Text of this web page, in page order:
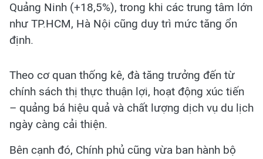
Quảng Ninh (+18,5%), trong khi các trung tâm lớn
như TP.HCM, Hà Nội cũng duy trì mức tăng ổn
định.
Theo cơ quan thống kê, đà tăng trưởng đến từ
chính sách thị thực thuận lợi, hoạt động xúc tiến
– quảng bá hiệu quả và chất lượng dịch vụ du lịch
ngày càng cải thiện.
Bên cạnh đó, Chính phủ cũng vừa ban hành bộ